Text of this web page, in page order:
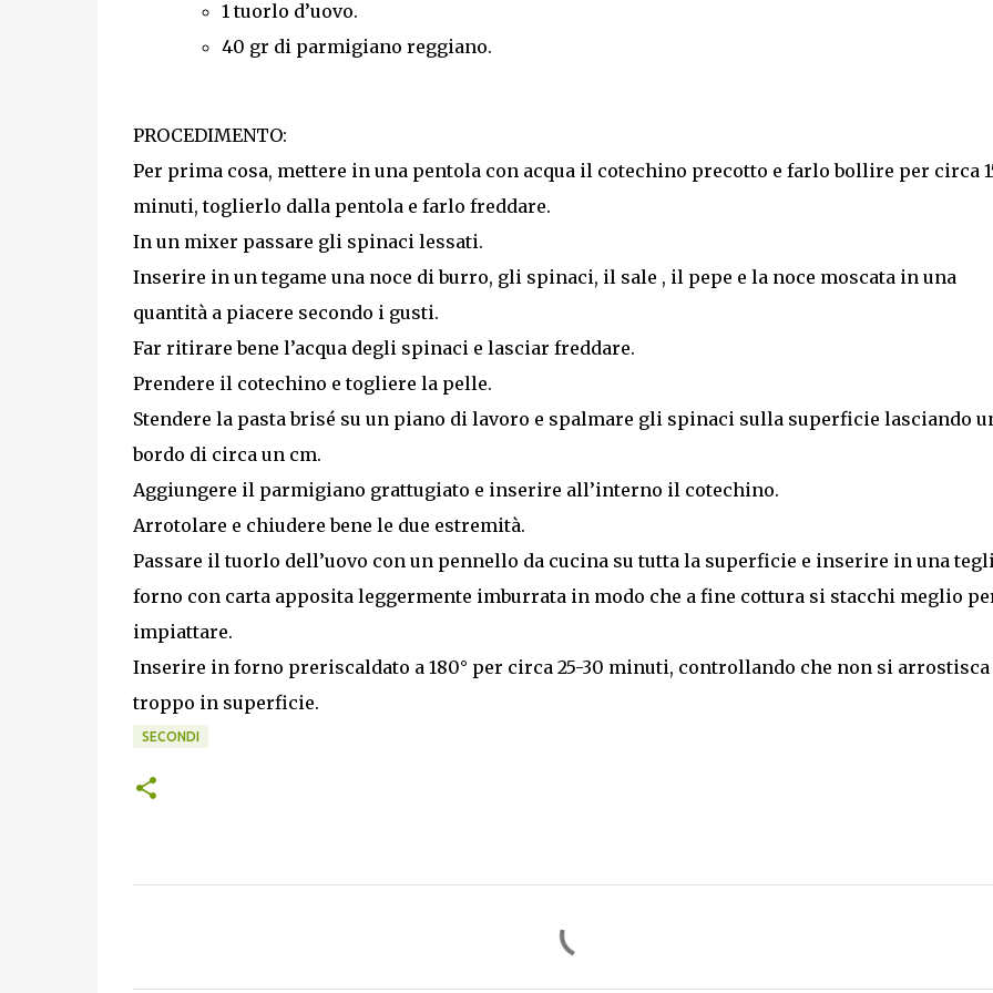
1 tuorlo d’uovo.
40 gr di parmigiano reggiano.
PROCEDIMENTO:
Per prima cosa, mettere in una pentola con acqua il cotechino precotto e farlo bollire per circa
minuti, toglierlo dalla pentola e farlo freddare.
In un mixer passare gli spinaci lessati.
Inserire in un tegame una noce di burro, gli spinaci, il sale , il pepe e la noce moscata in una
quantità a piacere secondo i gusti.
Far ritirare bene l’acqua degli spinaci e lasciar freddare.
Prendere il cotechino e togliere la pelle.
Stendere la pasta brisé su un piano di lavoro e spalmare gli spinaci sulla superficie lasciando
bordo di circa un cm.
Aggiungere il parmigiano grattugiato e inserire all’interno il cotechino.
Arrotolare e chiudere bene le due estremità.
Passare il tuorlo dell’uovo con un pennello da cucina su tutta la superficie e inserire in una
forno con carta apposita leggermente imburrata in modo che a fine cottura si stacchi meglio
impiattare.
Inserire in forno preriscaldato a 180° per circa 25-30 minuti, controllando che non si arrostisca
troppo in superficie.
SECONDI